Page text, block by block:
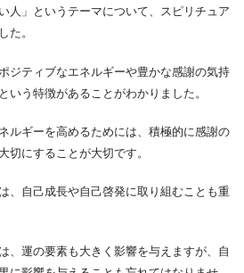
人」というテーマについて、スピリチュア
た。
ジティブなエネルギーや豊かな感謝の気持
いう特徴があることがわかりました。
ルギーを高めるためには、積極的に感謝の
切にすることが大切です。
、自己成長や自己啓発に取り組むことも重
、運の要素も大きく影響を与えますが、自